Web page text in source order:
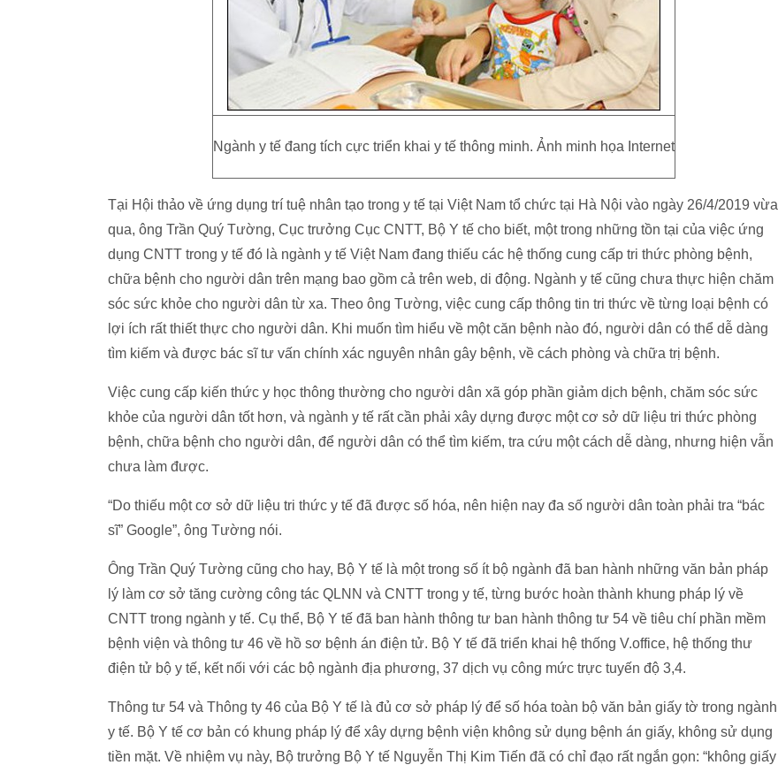
Ngành y tế đang tích cực triển khai y tế thông minh. Ảnh minh họa Internet
Tại Hội thảo về ứng dụng trí tuệ nhân tạo trong y tế tại Việt Nam tổ chức tại Hà Nội vào ngày 26/4/2019 vừa
qua, ông Trần Quý Tường, Cục trưởng Cục CNTT, Bộ Y tế cho biết, một trong những tồn tại của việc ứng
dụng CNTT trong y tế đó là ngành y tế Việt Nam đang thiếu các hệ thống cung cấp tri thức phòng bệnh,
chữa bệnh cho người dân trên mạng bao gồm cả trên web, di động. Ngành y tế cũng chưa thực hiện chăm
sóc sức khỏe cho người dân từ xa. Theo ông Tường, việc cung cấp thông tin tri thức về từng loại bệnh có
lợi ích rất thiết thực cho người dân. Khi muốn tìm hiểu về một căn bệnh nào đó, người dân có thể dễ dàng
tìm kiếm và được bác sĩ tư vấn chính xác nguyên nhân gây bệnh, về cách phòng và chữa trị bệnh.
Việc cung cấp kiến thức y học thông thường cho người dân xã góp phần giảm dịch bệnh, chăm sóc sức
khỏe của người dân tốt hơn, và ngành y tế rất cần phải xây dựng được một cơ sở dữ liệu tri thức phòng
bệnh, chữa bệnh cho người dân, để người dân có thể tìm kiếm, tra cứu một cách dễ dàng, nhưng hiện vẫn
chưa làm được.
“Do thiếu một cơ sở dữ liệu tri thức y tế đã được số hóa, nên hiện nay đa số người dân toàn phải tra “bác
sĩ” Google”, ông Tường nói.
Ông Trần Quý Tường cũng cho hay, Bộ Y tế là một trong số ít bộ ngành đã ban hành những văn bản pháp
lý làm cơ sở tăng cường công tác QLNN và CNTT trong y tế, từng bước hoàn thành khung pháp lý về
CNTT trong ngành y tế. Cụ thể, Bộ Y tế đã ban hành thông tư ban hành thông tư 54 về tiêu chí phần mềm
bệnh viện và thông tư 46 về hồ sơ bệnh án điện tử. Bộ Y tế đã triển khai hệ thống V.office, hệ thống thư
điện tử bộ y tế, kết nối với các bộ ngành địa phương, 37 dịch vụ công mức trực tuyến độ 3,4.
Thông tư 54 và Thông ty 46 của Bộ Y tế là đủ cơ sở pháp lý để số hóa toàn bộ văn bản giấy tờ trong ngành
y tế. Bộ Y tế cơ bản có khung pháp lý để xây dựng bệnh viện không sử dụng bệnh án giấy, không sử dụng
tiền mặt. Về nhiệm vụ này, Bộ trưởng Bộ Y tế Nguyễn Thị Kim Tiến đã có chỉ đạo rất ngắn gọn: “không giấy